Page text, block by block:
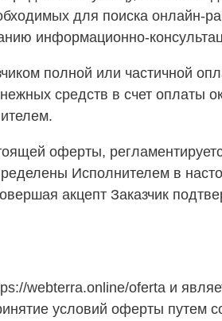
для поиска онлайн-
информационно-
полной или частичной
средств в счет оплаты
оферты,
Исполнителем в
акцепт Заказчик
webterra.online/oferta и
условий оферты